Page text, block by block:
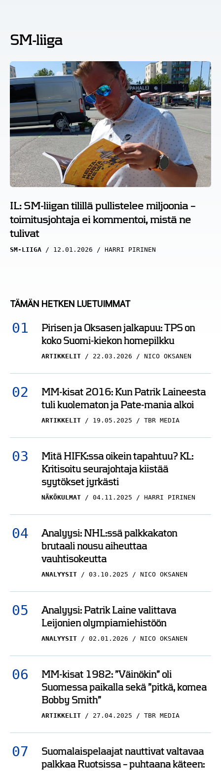
SM-liiga
IL: SM-liigan tilillä pullistelee miljoonia –
toimitusjohtaja ei kommentoi, mistä ne
tulivat
SM-LIIGA 12.01.2026 HARRI PIRINEN
TÄMÄN HETKEN LUETUIMMAT
Pirisen ja Oksasen jalkapuu: TPS on
koko Suomi-kiekon homepilkku
ARTIKKELIT 22.03.2026 NICO OKSANEN
MM-kisat 2016: Kun Patrik Laineesta
tuli kuolematon ja Pate-mania alkoi
ARTIKKELIT 19.05.2025 TBR MEDIA
Mitä HIFK:ssa oikein tapahtuu? KL:
Kritisoitu seurajohtaja kiistää
syytökset jyrkästi
NÄKÖKULMAT 04.11.2025 HARRI PIRINEN
Analyysi: NHL:ssä palkkakaton
brutaali nousu aiheuttaa
vauhtisokeutta
ANALYYSIT 03.10.2025 NICO OKSANEN
Analyysi: Patrik Laine valittava
Leijonien olympiamiehistöön
ANALYYSIT 02.01.2026 NICO OKSANEN
MM-kisat 1982: ”Väinökin” oli
Suomessa paikalla sekä ”pitkä, komea
Bobby Smith”
ARTIKKELIT 27.04.2025 TBR MEDIA
Suomalaispelaajat nauttivat valtavaa
palkkaa Ruotsissa – puhtaana käteen: